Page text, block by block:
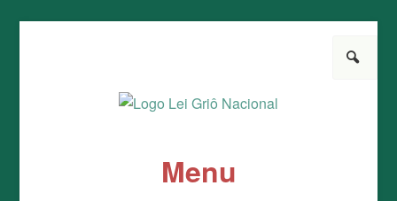
Pesquisar
Lei Griô Nacional
Menu